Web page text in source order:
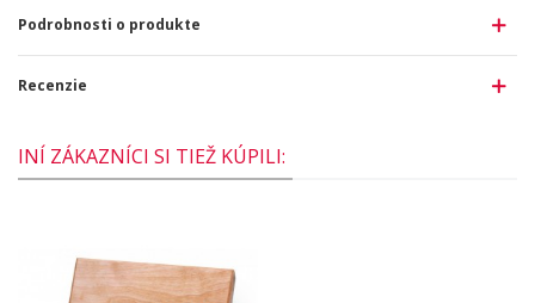
Podrobnosti o produkte
Recenzie
INÍ ZÁKAZNÍCI SI TIEŽ KÚPILI: